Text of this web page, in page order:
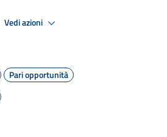
Vedi azioni
Pari opportunità